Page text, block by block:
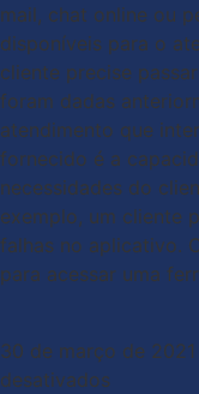
mail, chat online ou
disponíveis para o
cliente precise
foram dadas
atendimento que
fornecido é a
necessidades do
exemplo, um cliente
falhas no aplicativo.
para acessar uma
30 de março de 2021
desativados